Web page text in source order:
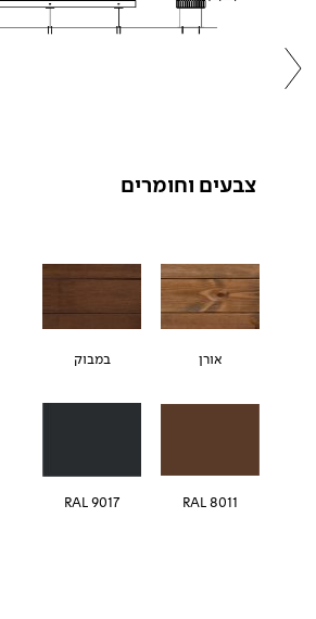
צבעים וחומרים
אורן במבוק
RAL 8011
RAL 9017